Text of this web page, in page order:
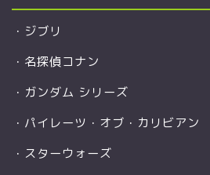
・ ジブリ
・ 名探偵コナン
・ ガンダム シリーズ
・ パイレーツ・オブ・カリビアン
・ スターウォーズ